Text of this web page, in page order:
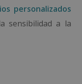
personalizados
sensibilidad a la